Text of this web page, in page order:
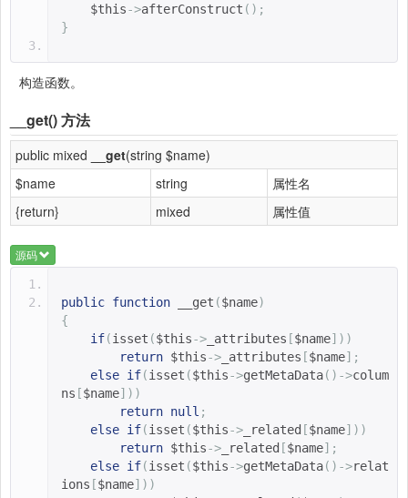
$this->afterConstruct ();
}
构造函数。
__get()方法
public mixed __get(string $name)
$name
string
属性名
{return}
mixed 属性值
源码
public function __get ($name)
{
if(isset ($this-> _attributes [$name]))
return $this-> _attributes [$name];
else if(isset ($this->getMetaData()->colum
ns [$name]))
return null ;
else if(isset ($this-> _related [$name]))
return $this-> _related [$name];
else if(isset ($this->getMetaData()->relat
ions [$name]))